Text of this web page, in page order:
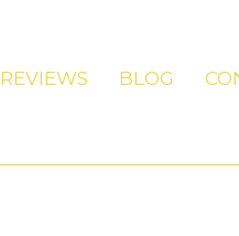
REVIEWS BLOG